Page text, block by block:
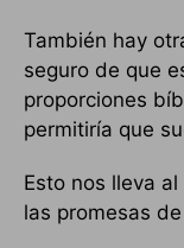
También hay
seguro de que
proporciones
permitiría que
Esto nos lleva
las promesas